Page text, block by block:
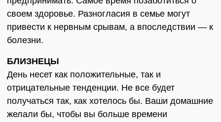
своем здоровье. Разногласия в семье могут
привести к нервным срывам, а впоследствии — к
болезни.
БЛИЗНЕЦЫ
День несет как положительные, так и
отрицательные тенденции. Не все будет
получаться так, как хотелось бы. Ваши домашние
желали бы, чтобы вы больше времени